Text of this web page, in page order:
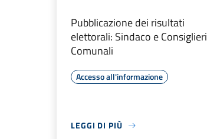
Pubblicazione dei risultati
elettorali: Sindaco e Consiglieri
Comunali
Accesso all'informazione
LEGGI DI PIÙ